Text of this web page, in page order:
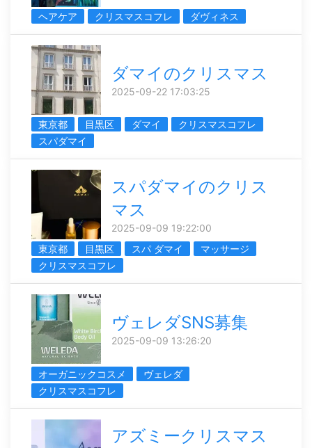
ヘアケア
クリスマスコフレ ダヴィネス
ダマイのクリスマス
2025-09-22 17:03:25
東京都 目黒区 ダマイ
クリスマスコフレ
スパダマイ
スパダマイのクリス
マス
2025-09-09 19:22:00
東京都
目黒区 スパ ダマイ
マッサージ
クリスマスコフレ
ヴェレダSNS募集
2025-09-09 13:26:20
オーガニックコスメ
ヴェレダ
クリスマスコフレ
アズミークリスマス